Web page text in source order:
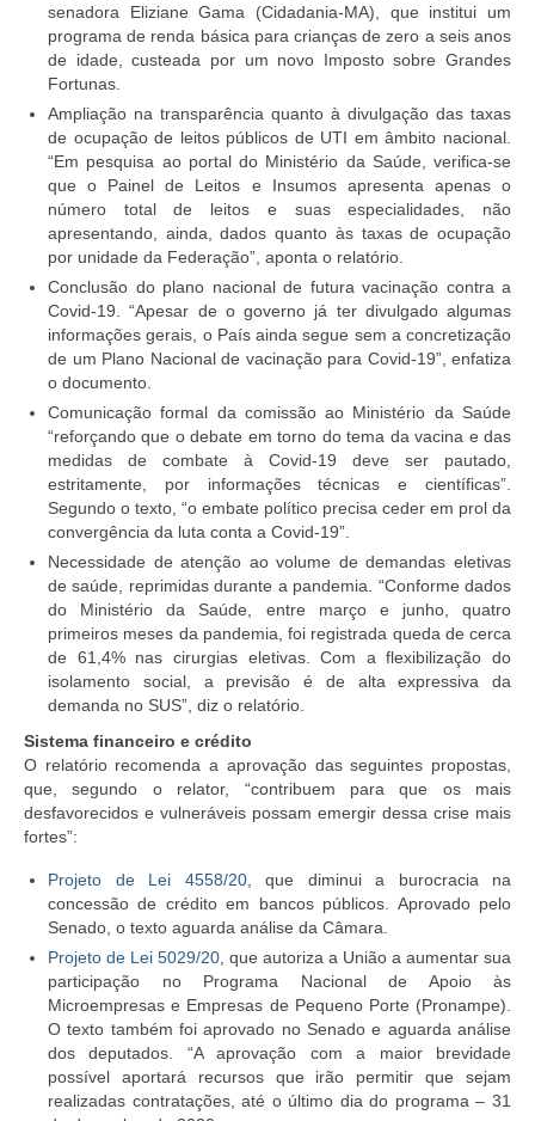
senadora Eliziane Gama (Cidadania-MA), que institui um
programa de renda básica para crianças de zero a seis anos
de idade, custeada por um novo Imposto sobre Grandes
Fortunas.
Ampliação na transparência quanto à divulgação das taxas
de ocupação de leitos públicos de UTI em âmbito nacional.
“Em pesquisa ao portal do Ministério da Saúde, verifica-se
que o Painel de Leitos e Insumos apresenta apenas o
número total de leitos e suas especialidades, não
apresentando, ainda, dados quanto às taxas de ocupação
por unidade da Federação”, aponta o relatório.
Conclusão do plano nacional de futura vacinação contra a
Covid-19. “Apesar de o governo já ter divulgado algumas
informações gerais, o País ainda segue sem a concretização
de um Plano Nacional de vacinação para Covid-19”, enfatiza
o documento.
Comunicação formal da comissão ao Ministério da Saúde
“reforçando que o debate em torno do tema da vacina e das
medidas de combate à Covid-19 deve ser pautado,
estritamente, por informações técnicas e científicas”.
Segundo o texto, “o embate político precisa ceder em prol da
convergência da luta conta a Covid-19”.
Necessidade de atenção ao volume de demandas eletivas
de saúde, reprimidas durante a pandemia. “Conforme dados
do Ministério da Saúde, entre março e junho, quatro
primeiros meses da pandemia, foi registrada queda de cerca
de 61,4% nas cirurgias eletivas. Com a flexibilização do
isolamento social, a previsão é de alta expressiva da
demanda no SUS”, diz o relatório.
Sistema financeiro e crédito
O relatório recomenda a aprovação das seguintes propostas,
que, segundo o relator, “contribuem para que os mais
desfavorecidos e vulneráveis possam emergir dessa crise mais
fortes”:
Projeto de Lei 4558/20, que diminui a burocracia na
concessão de crédito em bancos públicos. Aprovado pelo
Senado, o texto aguarda análise da Câmara.
Projeto de Lei 5029/20 , que autoriza a União a aumentar sua
participação no Programa Nacional de Apoio às
Microempresas e Empresas de Pequeno Porte (Pronampe).
O texto também foi aprovado no Senado e aguarda análise
dos deputados. “A aprovação com a maior brevidade
possível aportará recursos que irão permitir que sejam
realizadas contratações, até o último dia do programa – 31